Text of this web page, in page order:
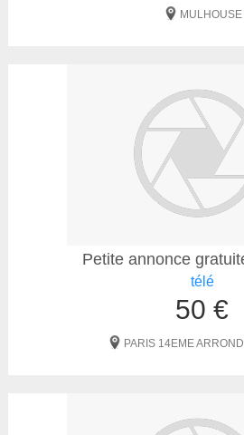
MULHOUSE
Petite annonce
télé
50 €
PARIS 14EME